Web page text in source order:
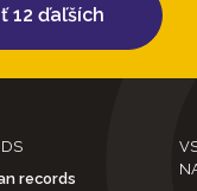
12 ďaľších
records